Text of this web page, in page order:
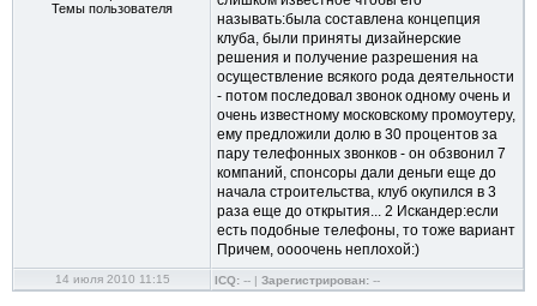
Темы пользователя
называть:была составлена концепция
клуба, были приняты дизайнерские
решения и получение разрешения на
осуществление всякого рода деятельности
- потом последовал звонок одному очень и
очень известному московскому промоутеру,
ему предложили долю в 30 процентов за
пару телефонных звонков - он обзвонил 7
компаний, спонсоры дали деньги еще до
начала строительства, клуб окупился в 3
раза еще до открытия... 2 Искандер:если
есть подобные телефоны, то тоже вариант
Причем, оооочень неплохой:)
14 июля 2010 11:15 ICQ: -- | Зарегистрирован: --